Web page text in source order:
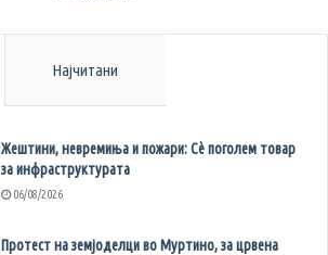
Најчитани
Жештини, невремиња и пожари: Сè поголем товар
за инфраструктурата
06/08/2026
Протест на земјоделци во Муртино, за црвена